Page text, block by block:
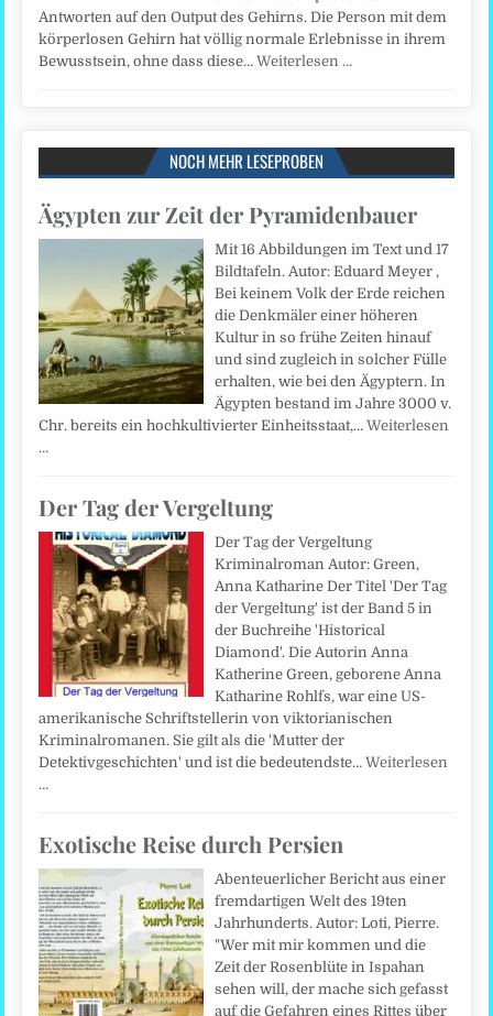
Antworten auf den Output des Gehirns. Die Person mit dem
körperlosen Gehirn hat völlig normale Erlebnisse in ihrem
Bewusstsein, ohne dass diese…Weiterlesen …
NOCH MEHR LESEPROBEN
Ägypten zur Zeit der Pyramidenbauer
Mit 16 Abbildungen im Text und 17
Bildtafeln. Autor: Eduard Meyer ,
Bei keinem Volk der Erde reichen
die Denkmäler einer höheren
Kultur in so frühe Zeiten hinauf
und sind zugleich in solcher Fülle
erhalten, wie bei den Ägyptern. In
Ägypten bestand im Jahre 3000 v.
Chr. bereits ein hochkultivierter Einheitsstaat,…Weiterlesen
…
Der Tag der Vergeltung
Der Tag der Vergeltung
Kriminalroman Autor: Green,
Anna Katharine Der Titel 'Der Tag
der Vergeltung' ist der Band 5 in
der Buchreihe 'Historical
Diamond'. Die Autorin Anna
Katherine Green, geborene Anna
Katharine Rohlfs, war eine US-
amerikanische Schriftstellerin von viktorianischen
Kriminalromanen. Sie gilt als die 'Mutter der
Detektivgeschichten' und ist die bedeutendste…Weiterlesen
…
Exotische Reise durch Persien
Abenteuerlicher Bericht aus einer
fremdartigen Welt des 19ten
Jahrhunderts. Autor: Loti, Pierre.
"Wer mit mir kommen und die
Zeit der Rosenblüte in Ispahan
sehen will, der mache sich gefasst
auf die Gefahren eines Rittes über